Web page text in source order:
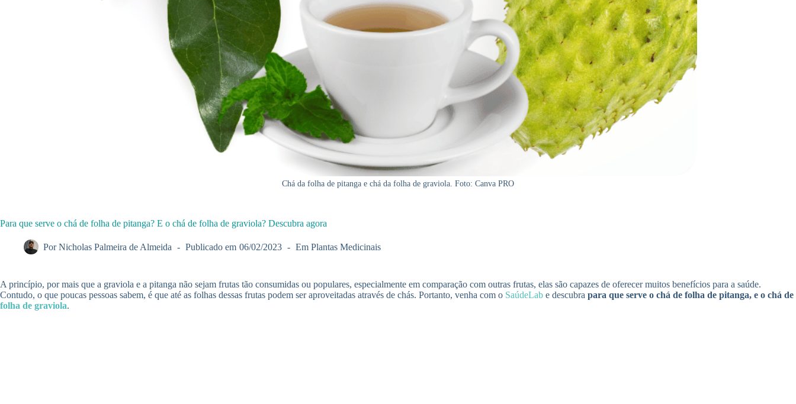
Chá da folha de pitanga e chá da folha de graviola. Foto: Canva PRO
Para que serve o chá de folha de pitanga? E o chá de folha de graviola? Descubra agora
Por Nicholas Palmeira de Almeida Publicado em 06/02/2023 Em Plantas Medicinais
A princípio, por mais que a graviola e a pitanga não sejam frutas tão consumidas ou populares, especialmente em comparação com outras frutas, elas são capazes de oferecer muitos benefícios para a saúde.
Contudo, o que poucas pessoas sabem, é que até as folhas dessas frutas podem ser aproveitadas através de chás. Portanto, venha com o SaúdeLab e descubra para que serve o chá de folha de pitanga, e o chá de
folha de graviola.